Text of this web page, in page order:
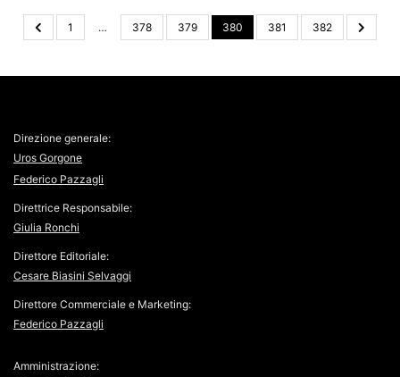
1 … 378 379 380 381 382
Direzione generale:
Uros Gorgone
Federico Pazzagli
Direttrice Responsabile:
Giulia Ronchi
Direttore Editoriale:
Cesare Biasini Selvaggi
Direttore Commerciale e Marketing:
Federico Pazzagli
Amministrazione: